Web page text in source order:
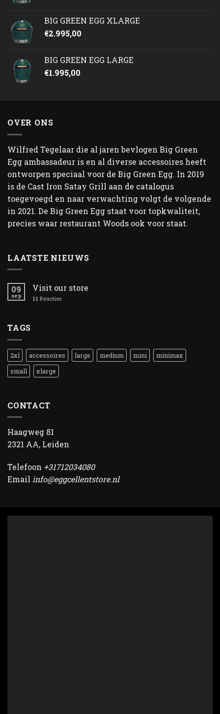
BIG GREEN EGG XLARGE
€2.995,00
BIG GREEN EGG LARGE
€1.995,00
OVER ONS
Wilfred Tegelaar die al jaren bevlogen Big Green
Egg ambassadeur is en al diverse accessoires heeft
ontworpen speciaal voor de Big Green Egg. In 2019
is de Cast Iron Satay Grill aan de catalogus
toegevoegd en naar verwachting volgt de volgende
in 2021. De Big Green Egg staat voor topkwaliteit,
precies waar restaurant Woods ook voor staat.
LAATSTE NIEUWS
09
sep
Visit our store
11 Reacties
TAGS
2xl accessoires large medium mini
minimax
small
xlarge
CONTACT
Haagweg 81
2321 AA, Leiden
Telefoon +31712034080
Email info@eggcellentstore.nl